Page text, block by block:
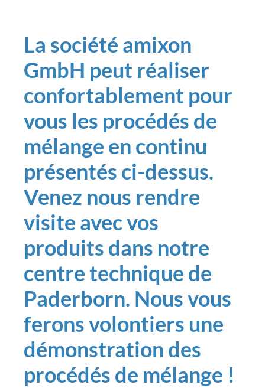
La société amixon
GmbH peut réaliser
confortablement pour
vous les procédés de
mélange en continu
présentés ci-dessus.
Venez nous rendre
visite avec vos
produits dans notre
centre technique de
Paderborn. Nous vous
ferons volontiers une
démonstration des
procédés de mélange !